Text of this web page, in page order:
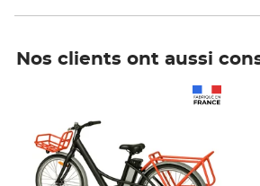
Nos clients ont aussi